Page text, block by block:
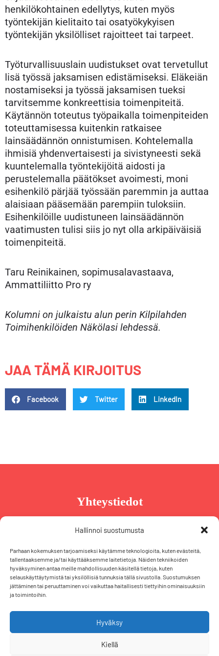
Hallinnoi suostumusta
Parhaan kokemuksen tarjoamiseksi käytämme teknologioita, kuten evästeitä,
tallentaaksemme ja/tai käyttääksemme laitetietoja. Näiden tekniikoiden
hyväksyminen antaa meille mahdollisuuden käsitellä tietoja, kuten
selauskäyttäytymistä tai yksilöllisiä tunnuksia tällä sivustolla. Suostumuksen
jättäminen tai peruuttaminen voi vaikuttaa haitallisesti tiettyihin ominaisuuksiin
ja toimintoihin.
Hyväksy
Kiellä
henkilökohtainen edellytys, kuten myös
työntekijän kielitaito tai osatyökykyisen
työntekijän yksilölliset rajoitteet tai tarpeet.
Työturvallisuuslain uudistukset ovat tervetullut
lisä työssä jaksamisen edistämiseksi. Eläkeiän
nostamiseksi ja työssä jaksamisen tueksi
tarvitsemme konkreettisia toimenpiteitä.
Käytännön toteutus työpaikalla toimenpiteiden
toteuttamisessa kuitenkin ratkaisee
lainsäädännön onnistumisen. Kohtelemalla
ihmisiä yhdenvertaisesti ja sivistyneesti sekä
kuuntelemalla työntekijöitä aidosti ja
perustelemalla päätökset avoimesti, moni
esihenkilö pärjää työssään paremmin ja auttaa
alaisiaan pääsemään parempiin tuloksiin.
Esihenkilöille uudistuneen lainsäädännön
vaatimusten tulisi siis jo nyt olla arkipäiväisiä
toimenpiteitä.
Taru Reinikainen, sopimusalavastaava,
Ammattiliitto Pro ry
Kolumni on julkaistu alun perin Kilpilahden
Toimihenkilöiden Näkölasi lehdessä.
JAA TÄMÄ KIRJOITUS
Facebook Twitter LinkedIn
Yhteystiedot
Taru Reinikainen
taru@tarureinikainen.fi
Vaalipäällikö
Puh. +358 50 574 2355
iris@tarureinikainen.fi
T